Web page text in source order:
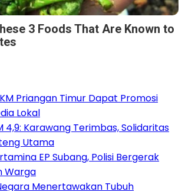
3 Foods That Are Known to
Priangan Timur Dapat Promosi
Lokal
4,9: Karawang Terimbas, Solidaritas
Utama
EP Subang, Polisi Bergerak
Warga
Menertawakan Tubuh